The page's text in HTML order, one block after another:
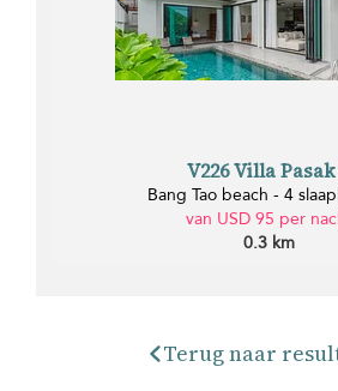
V226 Villa
Bang Tao beach - 4
van USD 95 per
0.3 km
Terug naar